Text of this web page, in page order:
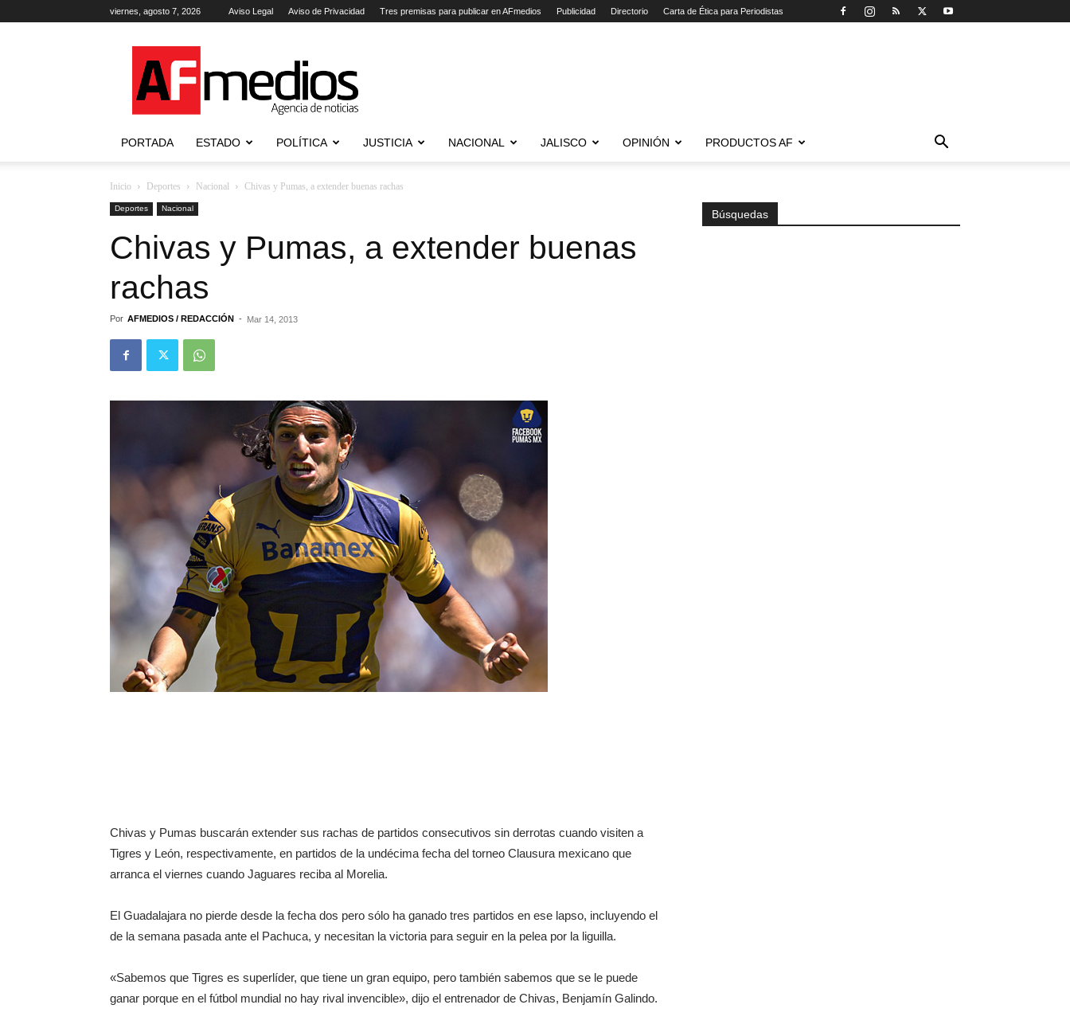
viernes, agosto 7, 2026 Aviso Legal Aviso de Privacidad Tres premisas para publicar en AFmedios Publicidad Directorio Carta de Ética para Periodistas
Agencia
de
Noticias
PORTADA ESTADO POLÍTICA JUSTICIA NACIONAL JALISCO OPINIÓN PRODUCTOS AF
Inicio Deportes Nacional Chivas y Pumas, a extender buenas rachas
Deportes Nacional
Chivas y Pumas, a extender buenas
rachas
Por AFMEDIOS / REDACCIÓN - Mar 14, 2013
Chivas y Pumas buscarán extender sus rachas de partidos consecutivos sin derrotas cuando visiten a
Tigres y León, respectivamente, en partidos de la undécima fecha del torneo Clausura mexicano que
arranca el viernes cuando Jaguares reciba al Morelia.
El Guadalajara no pierde desde la fecha dos pero sólo ha ganado tres partidos en ese lapso, incluyendo el
de la semana pasada ante el Pachuca, y necesitan la victoria para seguir en la pelea por la liguilla.
«Sabemos que Tigres es superlíder, que tiene un gran equipo, pero también sabemos que se le puede
ganar porque en el fútbol mundial no hay rival invencible», dijo el entrenador de Chivas, Benjamín Galindo.
Búsquedas